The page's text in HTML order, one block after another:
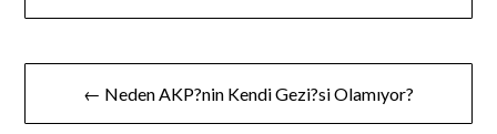
Yazı
gezinmesi
← Neden AKP?nin Kendi Gezi?si Olamıyor?